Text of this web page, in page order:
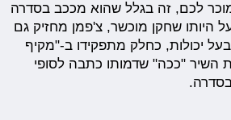
לכם, זה בגלל שהוא מככב בסדרה
היותו שחקן מוכשר, צ'פמן מחזיק גם
בעל יכולות, כחלק מתפקידו ב-"מקיף
השיר "ככה" שדמותו כתבה לסופי